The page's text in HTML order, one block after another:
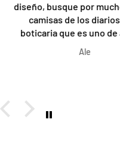
por mucho tiempo
de los diarios de la
es uno de animes
y todo era muy
pero acá encontré este
y lindisimo ,
🤩🤩 💜💚💯 Me gustó
mucho!